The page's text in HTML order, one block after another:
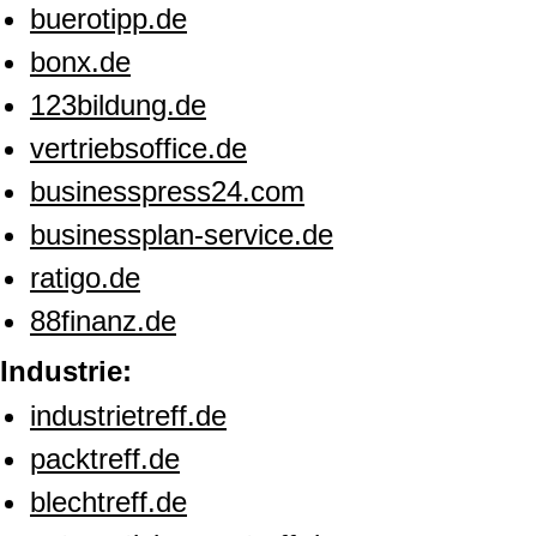
buerotipp.de
bonx.de
123bildung.de
vertriebsoffice.de
businesspress24.com
businessplan-service.de
ratigo.de
88finanz.de
Industrie:
industrietreff.de
packtreff.de
blechtreff.de